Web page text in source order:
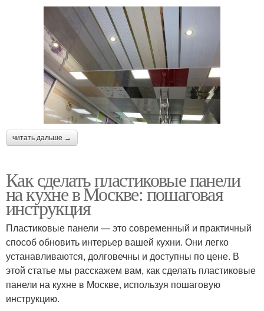
читать дальше →
Как сделать пластиковые панели
на кухне в Москве: пошаговая
инструкция
Пластиковые панели — это современный и практичный
способ обновить интерьер вашей кухни. Они легко
устанавливаются, долговечны и доступны по цене. В
этой статье мы расскажем вам, как сделать пластиковые
панели на кухне в Москве, используя пошаговую
инструкцию.